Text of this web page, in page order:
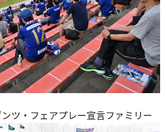
ツ・フェアプレー宣言ファミリー